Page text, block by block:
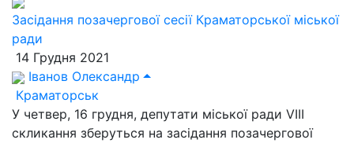
Засідання позачергової сесії Краматорської міської
ради
14 Грудня 2021
Іванов Олександр
Краматорськ
У четвер, 16 грудня, депутати міської ради VIII
скликання зберуться на засідання позачергової